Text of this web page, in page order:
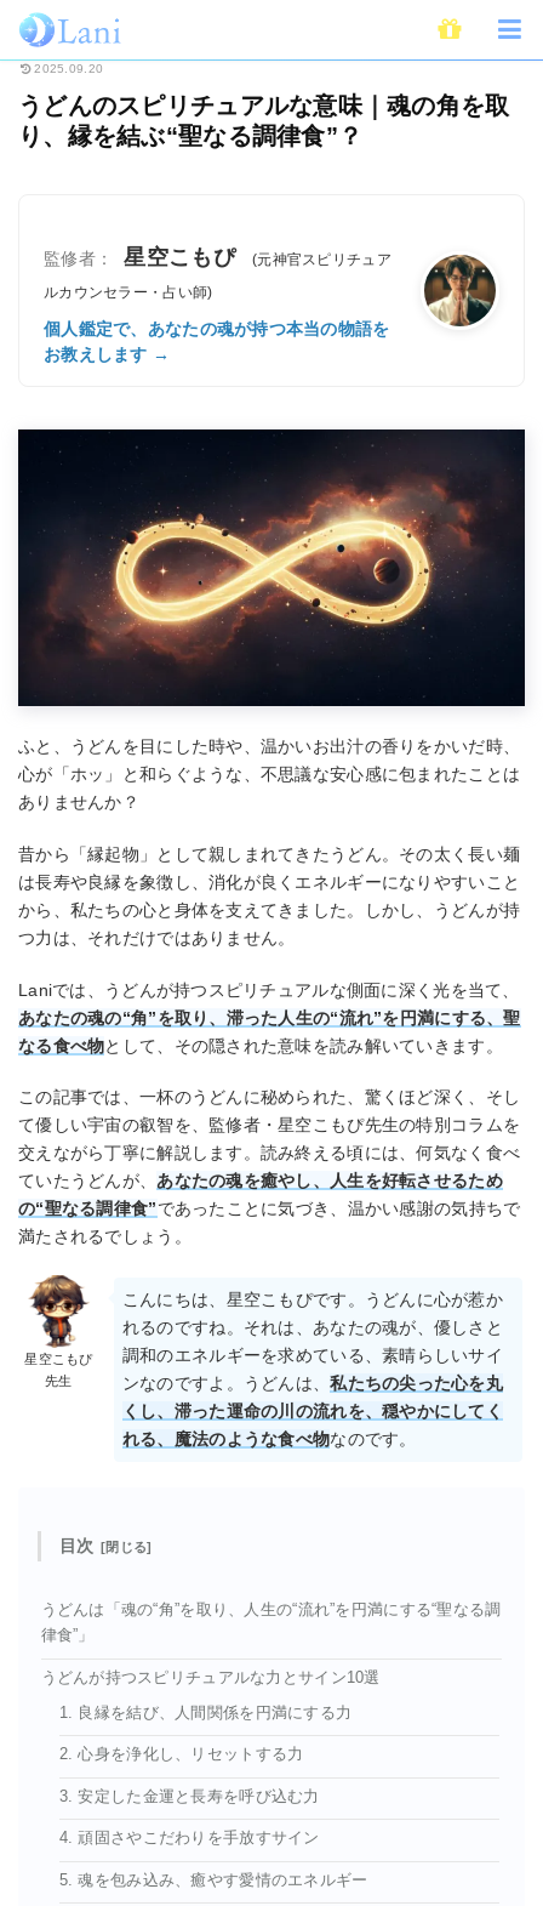
ホーム スピリチュアル うどんのスピリチュアルな意味｜魂の角を取り、
2025.09.20
うどんのスピリチュアルな意味｜魂の角を取
り、縁を結ぶ“聖なる調律食”？
監修者： 星空こもぴ
(元神官スピリチュア
ルカウンセラー・占い師)
個人鑑定で、あなたの魂が持つ本当の物語を
お教えします →
ふと、うどんを目にした時や、温かいお出汁の香りをかいだ時、
心が「ホッ」と和らぐような、不思議な安心感に包まれたことは
ありませんか？
昔から「縁起物」として親しまれてきたうどん。その太く長い麺
は長寿や良縁を象徴し、消化が良くエネルギーになりやすいこと
から、私たちの心と身体を支えてきました。しかし、うどんが持
つ力は、それだけではありません。
Laniでは、うどんが持つスピリチュアルな側面に深く光を当て、
あなたの魂の“角”を取り、滞った人生の“流れ”を円満にする、聖
なる食べ物として、その隠された意味を読み解いていきます。
この記事では、一杯のうどんに秘められた、驚くほど深く、そし
て優しい宇宙の叡智を、監修者・星空こもぴ先生の特別コラムを
交えながら丁寧に解説します。読み終える頃には、何気なく食べ
ていたうどんが、あなたの魂を癒やし、人生を好転させるため
の“聖なる調律食”であったことに気づき、温かい感謝の気持ちで
満たされるでしょう。
星空こもぴ
先生
こんにちは、星空こもぴです。うどんに心が惹か
れるのですね。それは、あなたの魂が、優しさと
調和のエネルギーを求めている、素晴らしいサイ
ンなのですよ。うどんは、私たちの尖った心を丸
くし、滞った運命の川の流れを、穏やかにしてく
れる、魔法のような食べ物なのです。
目次
うどんは「魂の“角”を取り、人生の“流れ”を円満にする“聖なる調
律食”」
うどんが持つスピリチュアルな力とサイン10選
1. 良縁を結び、人間関係を円満にする力
2. 心身を浄化し、リセットする力
3. 安定した金運と長寿を呼び込む力
4. 頑固さやこだわりを手放すサイン
5. 魂を包み込み、癒やす愛情のエネルギー